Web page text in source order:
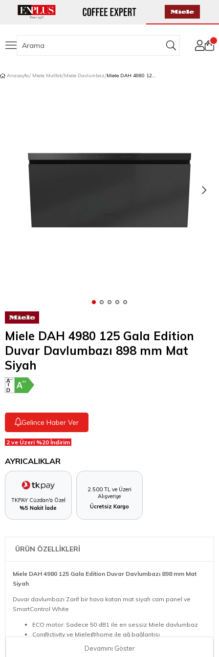
Anasayfa Miele Mutfak Miele Davlumbaz Miele DAH 4980 125 Gala Edition Duvar Davlumbazı 898 mm Mat Siyah
Miele DAH 4980 125 Gala Edition
Duvar Davlumbazı 898 mm Mat
Siyah
Gelince Haber Ver
2 ve Üzeri %20 İndirim
AYRICALIKLAR
TKPAY Cüzdan'a Özel
%5 Nakit İade
2.500 TL ve Üzeri
Alışverişe
Ücretsiz Kargo
ÜRÜN ÖZELLİKLERİ
Miele DAH 4980 125 Gala Edition Duvar Davlumbazı 898 mm Mat
Siyah
Duvar davlumbazı Zarif bir hava katan mat siyah cam panel ve
SmartControl White
ECO motor: Sadece 50 dB1 ile en sessiz Miele davlumbaz
Con@ctivity ve Miele@home ile ağ bağlantısı
Randımanlı filtreleme - 10 katlı çelik metal yağ filtresi
Devamını Göster